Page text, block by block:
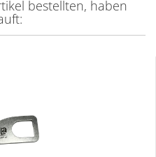
bestellten, haben